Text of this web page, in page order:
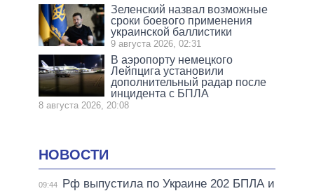
Зеленский назвал возможные
сроки боевого применения
украинской баллистики
9 августа 2026, 02:31
В аэропорту немецкого
Лейпцига установили
дополнительный радар после
инцидента с БПЛА
8 августа 2026, 20:08
НОВОСТИ
09:44
Рф выпустила по Украине 202 БПЛА и